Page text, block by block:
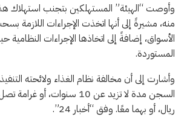
وأوصت “الهيئة” المستهلكين بتجنب استهلاك
منه، مشيرةً إلى أنها اتخذت الإجراءات اللازمة
الأسواق، إضافةً إلى اتخاذها الإجراءات النظامية
المستوردة.
وأشارت إلى أن مخالفة نظام الغذاء ولائحته
ريال، أو بهما معًا. وفق “أخبار 24”.